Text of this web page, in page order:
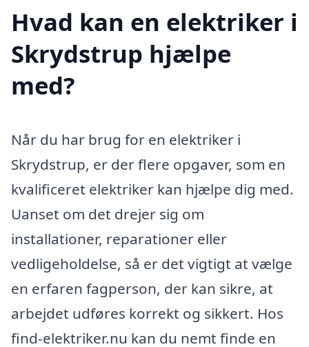
Hvad kan en elektriker i
Skrydstrup hjælpe
med?
Når du har brug for en elektriker i
Skrydstrup, er der flere opgaver, som en
kvalificeret elektriker kan hjælpe dig med.
Uanset om det drejer sig om
installationer, reparationer eller
vedligeholdelse, så er det vigtigt at vælge
en erfaren fagperson, der kan sikre, at
arbejdet udføres korrekt og sikkert. Hos
find-elektriker.nu kan du nemt finde en